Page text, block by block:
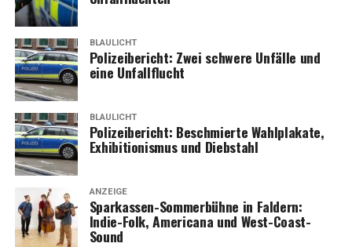
BLAULICHT
Poli­zei­be­richt: Zwei schwe­re Unfäl­le und
eine Unfallflucht
BLAULICHT
Poli­zei­be­richt: Beschmier­te Wahl­pla­ka­te,
Exhi­bi­tio­nis­mus und Diebstahl
ANZEIGE
Spar­kas­sen-Som­mer­büh­ne in Fald­ern:
Indie-Folk, Ame­ri­ca­na und West-Coast-
Sound